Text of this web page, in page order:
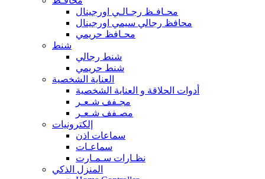
محـافـظ رجـالـي اورجينال
محافظ رجالي سيمي اورجينال
محـافظ حريمي
شنط
شنط رجالي
شنط حريمي
العناية الشخصية
أدوات الحلاقة و العناية الشخصية
مجـفف شـعـر
مصـفف شـعـر
إلكترونيات
سماعات اذن
سماعـات
نظـارات سـمـارت
المنزل الذكي